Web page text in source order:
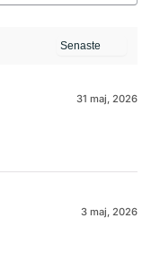
31 maj, 2026
3 maj, 2026